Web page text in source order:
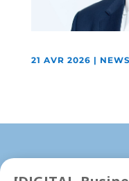
21 AVR 2026 | NEWS